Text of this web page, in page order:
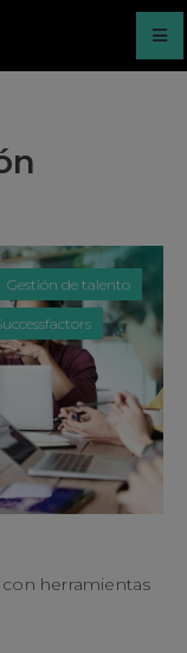
Gestión de talento
herramientas